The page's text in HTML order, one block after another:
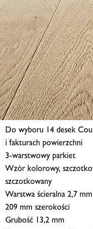
Do wyboru 14 desek
i fakturach powierzchni
3-warstwowy parkiet
Wzór kolorowy,
szczotkowany
Warstwa ścieralna 2,7 mm
209 mm szerokości
Grubość 13,2 mm